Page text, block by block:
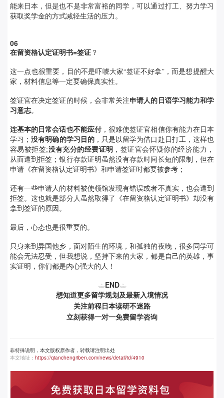
能来日本，但是也不是非常富裕的同学，可以通过打工、努力学习
获取奖学金的方式减轻生活的压力。
06
在留资格认定证明书=签证 ？
这一点也很重要，目的不是吓唬大家“签证不好拿”，而是想提醒大
家，材料信息等一定要确保真实性。
签证官在决定签证的时候，会非常关注申请人的日语学习能力和学
习意志。
连基本的日常会话也不能应付，很难使签证官相信你有能力在日本
学习；没有明确的学习目的，只是以留学为借口赴日打工，这样也
容易被拒签;没有充分的经费证明 ，签证官会怀疑你的经济能力，
从而遭到拒签；银行存款证明虽然没有存款时间长短的限制，但在
申请《在留资格认定证明书》和申请签证时都要被参考；
还有一些申请人的材料被使领馆发现有错误或者不真实，也会遭到
拒签。这也就是部分人虽然取得了《在留资格认定证明书》却没有
拿到签证的原因。
最后，心态也是很重要的。
只身来到异国他乡，面对陌生的环境，和孤独的夜晚，很多同学可
能会无法忍受，但我想说，坚持下来的大家，都是自己的英雄，事
实证明，你们都是内心强大的人！
END
想知道更多留学规划及最新入境情况
关注前程日本读研不迷路
立刻获得一对一免费留学咨询
非特殊说明，本文版权原作者，转载请注明出处
本文地址： https://qianchengriben.com/news/detail/id/4910